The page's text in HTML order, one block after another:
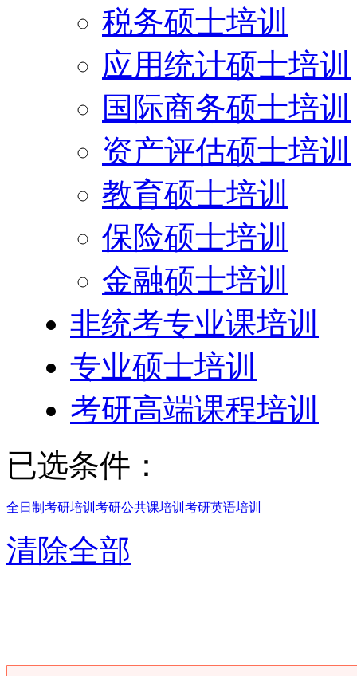
税务硕士培训
应用统计硕士培训
国际商务硕士培训
资产评估硕士培训
教育硕士培训
保险硕士培训
金融硕士培训
非统考专业课培训
专业硕士培训
考研高端课程培训
已选条件：
全日制考研培训 考研公共课培训 考研英语培训
清除全部